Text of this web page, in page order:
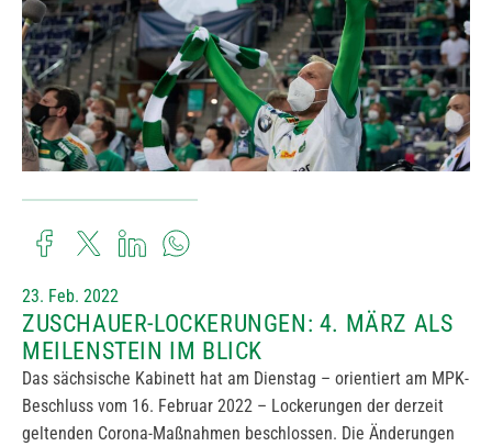
23. Feb. 2022
ZUSCHAUER-LOCKERUNGEN: 4. MÄRZ ALS
MEILENSTEIN IM BLICK
Das sächsische Kabinett hat am Dienstag – orientiert am MPK-
Beschluss vom 16. Februar 2022 – Lockerungen der derzeit
geltenden Corona-Maßnahmen beschlossen. Die Änderungen